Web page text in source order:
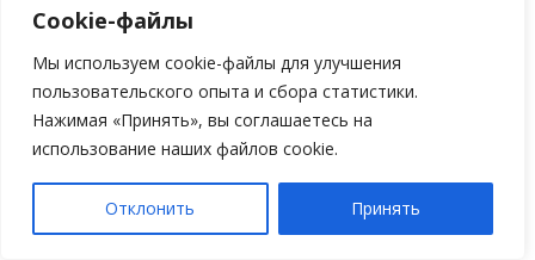
Cookie-файлы
Мы используем cookie-файлы для улучшения
пользовательского опыта и сбора статистики.
Нажимая «Принять», вы соглашаетесь на
использование наших файлов cookie.
Отклонить Принять
ЧИТАТЬ ДАЛЕЕ
ОБНАРУЖЕН ОПАСНЫЙ